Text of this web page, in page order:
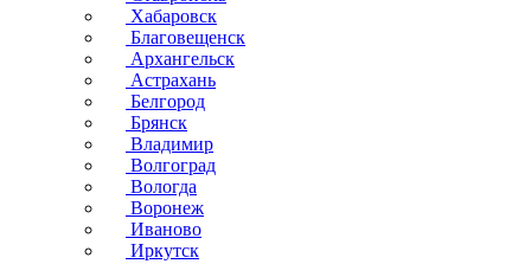
Хабаровск
Благовещенск
Архангельск
Астрахань
Белгород
Брянск
Владимир
Волгоград
Вологда
Воронеж
Иваново
Иркутск